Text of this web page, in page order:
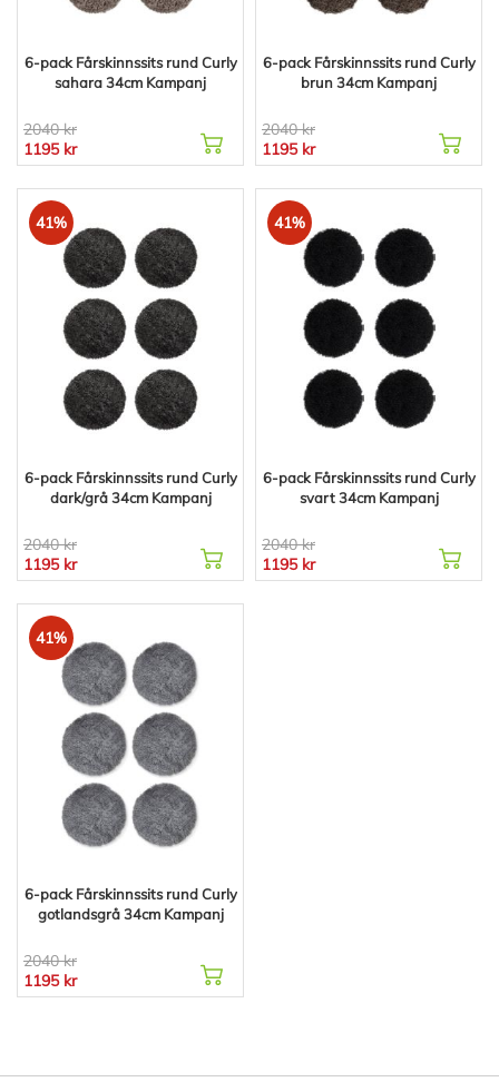
6-pack Fårskinnssits rund Curly
sahara 34cm Kampanj
2040 kr
1195 kr
6-pack Fårskinnssits rund Curly
brun 34cm Kampanj
2040 kr
1195 kr
41%
6-pack Fårskinnssits rund Curly
dark/grå 34cm Kampanj
2040 kr
1195 kr
41%
6-pack Fårskinnssits rund Curly
svart 34cm Kampanj
2040 kr
1195 kr
41%
6-pack Fårskinnssits rund Curly
gotlandsgrå 34cm Kampanj
2040 kr
1195 kr